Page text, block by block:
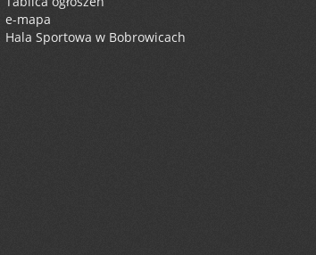
e-mapa
Hala Sportowa w Bobrowicach